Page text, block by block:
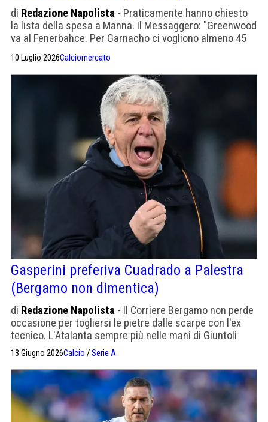
di Redazione Napolista - Praticamente hanno chiesto
la lista della spesa a Manna. Il Messaggero: "Greenwood
va al Fenerbahce. Per Garnacho ci vogliono almeno 45
10 Luglio 2026Calciomercato
Gasperini preferiva Cuadrado a Palestra
(Bergamo non dimentica)
di Redazione Napolista - Il Corriere Bergamo non perde
occasione per togliersi le pietre dalle scarpe con l'ex
tecnico. L'Atalanta sempre più nelle mani di Giuntoli
13 Giugno 2026Calcio /Serie A